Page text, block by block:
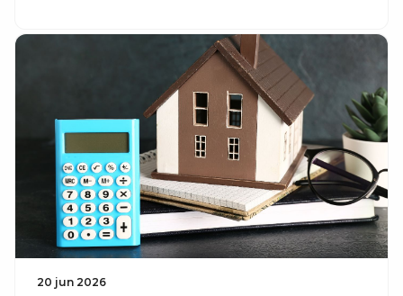
20 jun 2026